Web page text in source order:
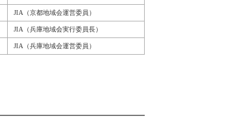
JIA（京都地域会運営委員）
JIA（兵庫地域会実行委員長）
JIA（兵庫地域会運営委員）